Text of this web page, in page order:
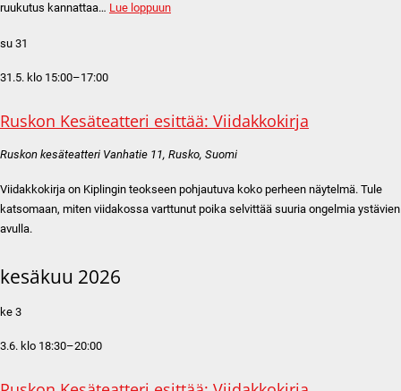
ruukutus kannattaa… Lue loppuun
su 31
31.5. klo 15:00–17:00
Ruskon Kesäteatteri esittää: Viidakkokirja
Ruskon kesäteatteri Vanhatie 11, Rusko, Suomi
Viidakkokirja on Kiplingin teokseen pohjautuva koko perheen näytelmä. Tule
katsomaan, miten viidakossa varttunut poika selvittää suuria ongelmia ystävien
avulla.
kesäkuu 2026
ke 3
3.6. klo 18:30–20:00